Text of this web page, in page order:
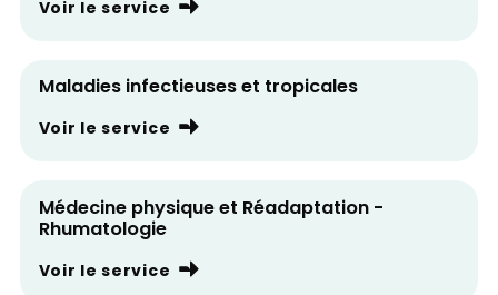
Voir le service
Maladies infectieuses et tropicales
Voir le service
Médecine physique et Réadaptation -
Rhumatologie
Voir le service